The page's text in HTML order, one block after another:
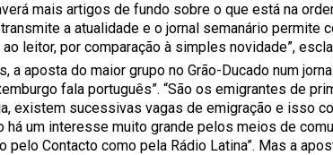
mais artigos de fundo sobre o que está na
a atualidade e o jornal semanário permite
leitor, por comparação à simples novidade”,
a aposta do maior grupo no Grão-Ducado num
fala português”. “São os emigrantes de
existem sucessivas vagas de emigração e isso
há um interesse muito grande pelos meios de
pelo Contacto como pela Rádio Latina”. Mas a